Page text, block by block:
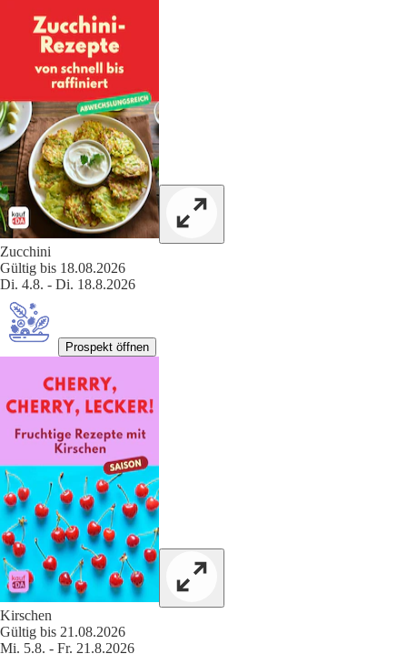
Zucchini
Gültig bis 18.08.2026
Di. 4.8. - Di. 18.8.2026
Prospekt öffnen
Kirschen
Gültig bis 21.08.2026
Mi. 5.8. - Fr. 21.8.2026